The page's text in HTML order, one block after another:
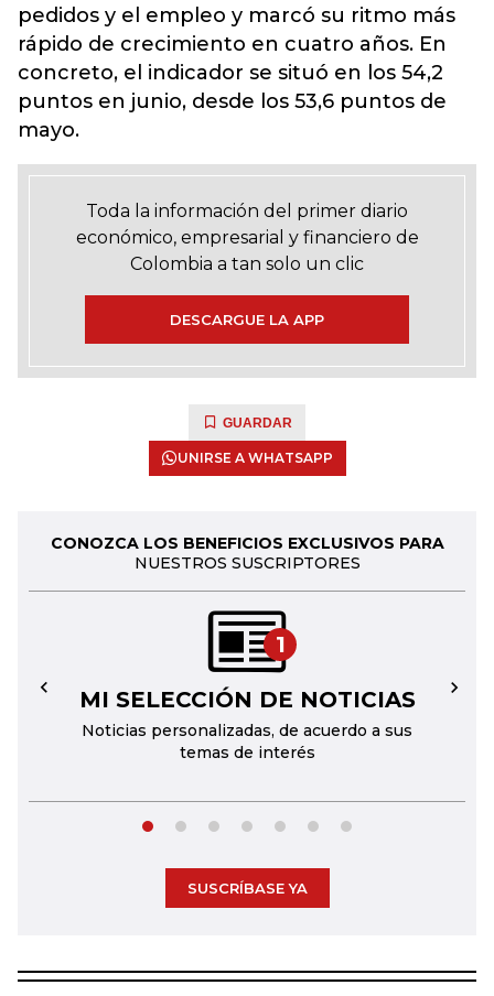
pedidos y el empleo y marcó su ritmo más
rápido de crecimiento en cuatro años. En
concreto, el indicador se situó en los 54,2
puntos en junio, desde los 53,6 puntos de
mayo.
Toda la información del primer diario
económico, empresarial y financiero de
Colombia a tan solo un clic
DESCARGUE LA APP
GUARDAR
UNIRSE A WHATSAPP
CONOZCA LOS BENEFICIOS EXCLUSIVOS PARA
NUESTROS SUSCRIPTORES
1
MI SELECCIÓN DE NOTICIAS
Noticias personalizadas, de acuerdo a sus
temas de interés
← →
SUSCRÍBASE YA